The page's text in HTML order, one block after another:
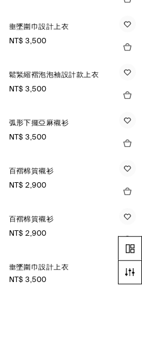
垂墜圍巾設計上衣
NT$ 3,500
鬆緊縮褶泡泡袖設計款上衣
NT$ 3,500
弧形下擺亞麻襯衫
NT$ 3,500
百褶棉質襯衫
NT$ 2,900
百褶棉質襯衫
NT$ 2,900
垂墜圍巾設計上衣
NT$ 3,500